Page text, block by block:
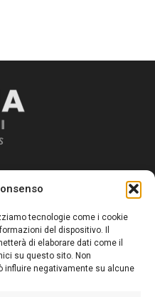
tecnologie come i cookie
del dispositivo. Il
di elaborare dati come il
su questo sito. Non
influire negativamente su alcune
informare “liberamente” i
con un occhio rivolto al
futuro